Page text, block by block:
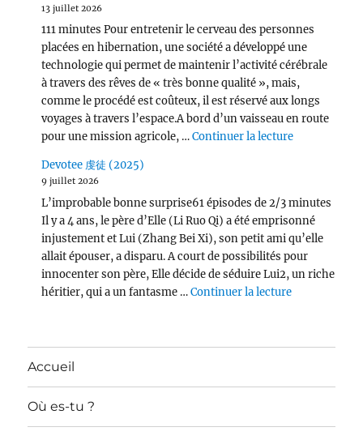
13 juillet 2026
111 minutes Pour entretenir le cerveau des personnes
placées en hibernation, une société a développé une
technologie qui permet de maintenir l’activité cérébrale
à travers des rêves de « très bonne qualité », mais,
comme le procédé est coûteux, il est réservé aux longs
voyages à travers l’espace.A bord d’un vaisseau en route
pour une mission agricole, …Continuer la lecturede « Per
Devotee 虔徒 (2025)
9 juillet 2026
L’improbable bonne surprise61 épisodes de 2/3 minutes
Il y a 4 ans, le père d’Elle (Li Ruo Qi) a été emprisonné
injustement et Lui (Zhang Bei Xi), son petit ami qu’elle
allait épouser, a disparu. A court de possibilités pour
innocenter son père, Elle décide de séduire Lui2, un riche
héritier, qui a un fantasme …Continuer la lecturede « Devotee
Accueil
Où es-tu ?